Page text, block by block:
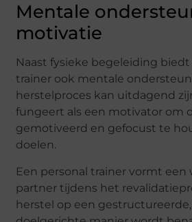
Mentale
motivatie
Naast fysieke begeleiding biedt
trainer ook mentale
herstelproces kan uitdagend
fungeert als een motivator om
gemotiveerd en gefocust te
doelen.
Een personal trainer vormt een
partner tijdens het
herstel op een